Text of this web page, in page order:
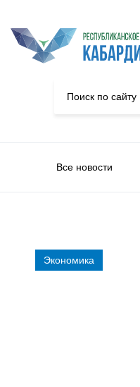
Все новости
Экономика